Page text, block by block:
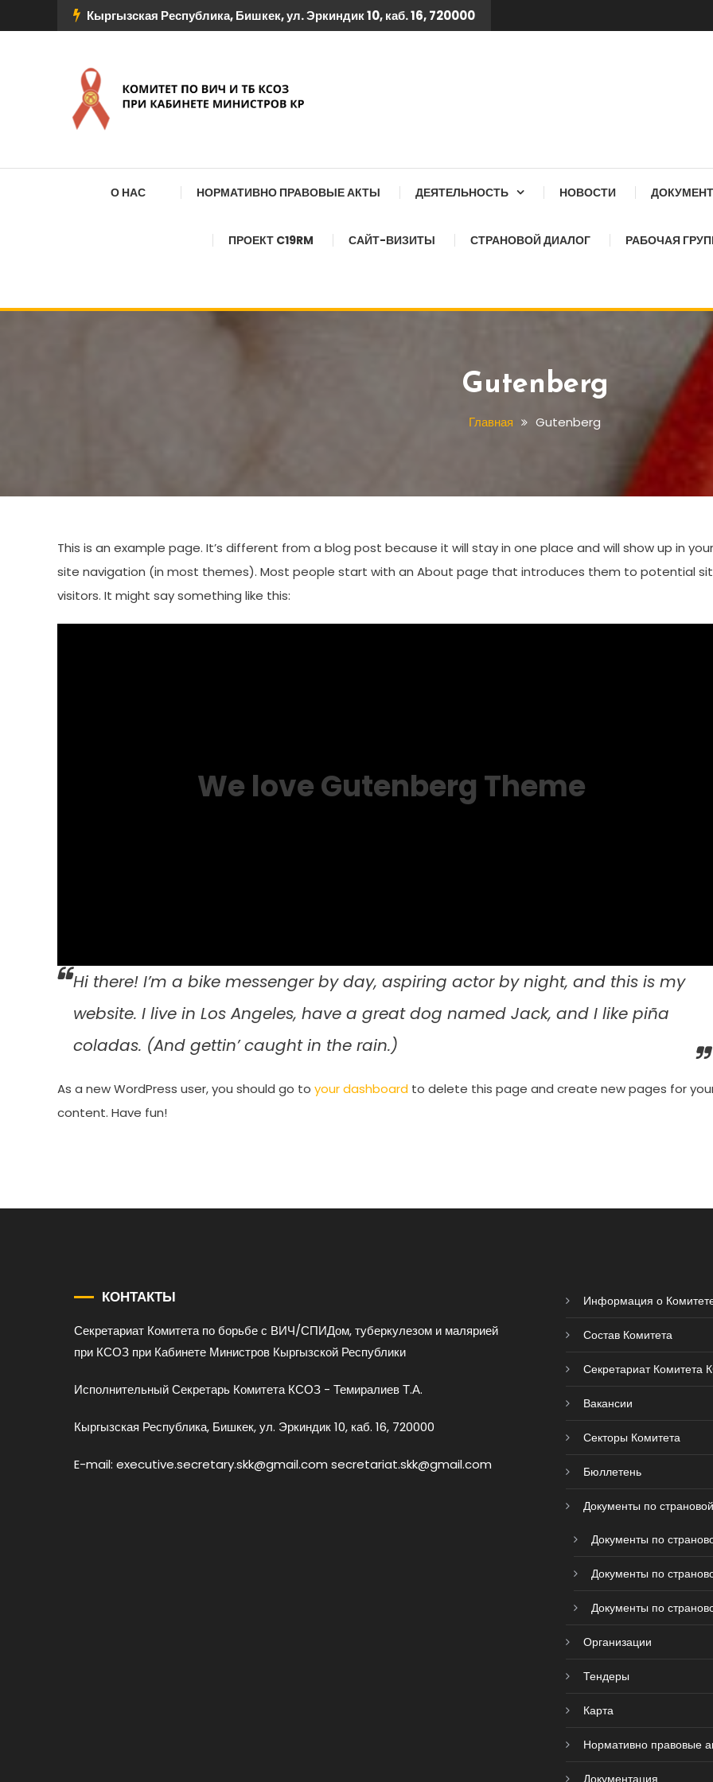
к
Кыргызская Республика, Бишкек, ул. Эркиндик 10, каб. 16, 720000
О НАС НОРМАТИВНО ПРАВОВЫЕ АКТЫ ДЕЯТЕЛЬНОСТЬ НОВОСТИ
ПРОЕКТ C19RM САЙТ-ВИЗИТЫ СТРАНОВОЙ ДИАЛОГ РАБОЧАЯ
Gutenberg
Главная Gutenberg
This is an example page. It’s different from a blog post because it will stay in one place and will show up in your
site navigation (in most themes). Most people start with an About page that introduces them to potential
visitors. It might say something like this:
We love Gutenberg Theme
Hi there! I’m a bike messenger by day, aspiring actor by night, and this is my
website. I live in Los Angeles, have a great dog named Jack, and I like piña
coladas. (And gettin’ caught in the rain.)
As a new WordPress user, you should go to your dashboard to delete this page and create new pages for
content. Have fun!
КОНТАКТЫ
Секретариат Комитета по борьбе с ВИЧ/СПИДом, туберкулезом и малярией
при КСОЗ при Кабинете Министров Кыргызской Республики
Исполнительный Секретарь Комитета КСОЗ - Темиралиев Т.А.
Кыргызская Республика, Бишкек, ул. Эркиндик 10, каб. 16, 720000
E-mail: executive.secretary.skk@gmail.com secretariat.skk@gmail.com
Информация о
Состав Комитета
Секретариат Комитета
Вакансии
Секторы Комитета
Бюллетень
Документы по
Документы по
Документы по
Документы по
Организации
Тендеры
Карта
Нормативно правовые